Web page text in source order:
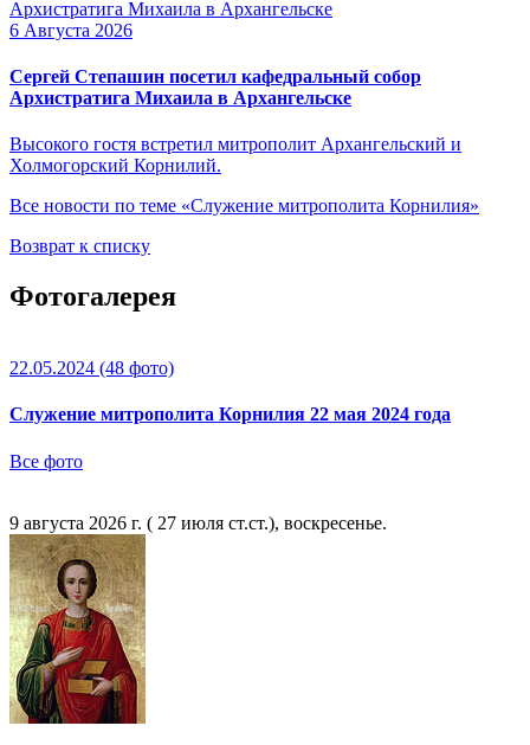
6 Августа 2026
Сергей Степашин посетил кафедральный собор
Архистратига Михаила в Архангельске
Высокого гостя встретил митрополит Архангельский и
Холмогорский Корнилий.
Все новости по теме «Служение митрополита Корнилия»
Возврат к списку
Фотогалерея
22.05.2024 (48 фото)
Служение митрополита Корнилия 22 мая 2024 года
Все фото
9 августа 2026 г. ( 27 июля ст.ст.), воскресенье.